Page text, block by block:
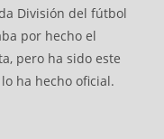
División del fútbol
por hecho el
pero ha sido este
ha hecho oficial.